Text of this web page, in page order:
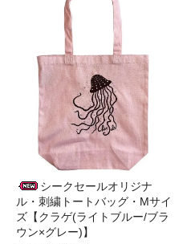
シークセールオリジナ
ル・刺繍トートバッグ・Mサイ
ズ【クラゲ(ライトブルー/ブラ
ウン×グレー)】